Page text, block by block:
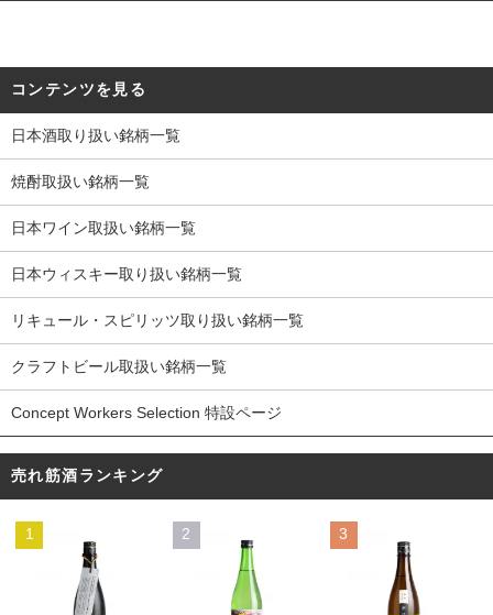
コンテンツを見る
日本酒取り扱い銘柄一覧
焼酎取扱い銘柄一覧
日本ワイン取扱い銘柄一覧
日本ウィスキー取り扱い銘柄一覧
リキュール・スピリッツ取り扱い銘柄一覧
クラフトビール取扱い銘柄一覧
Concept Workers Selection 特設ページ
売れ筋酒ランキング
1 2 3